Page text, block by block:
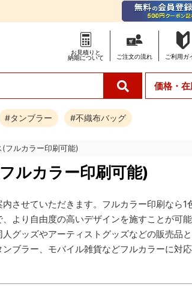
お見積りと
納期について
ご注文の流れ ご利用ガ
価格・
#タンブラー #不織布バッグ
(フルカラー印刷可能)
ルカラー印刷可能)
させていただきます。フルカラー印刷なら
より自由度の高いデザインを施すことが可
グッズやアーティストグッズなどの販売品
ブラー、モバイル雑貨などフルカラーに対